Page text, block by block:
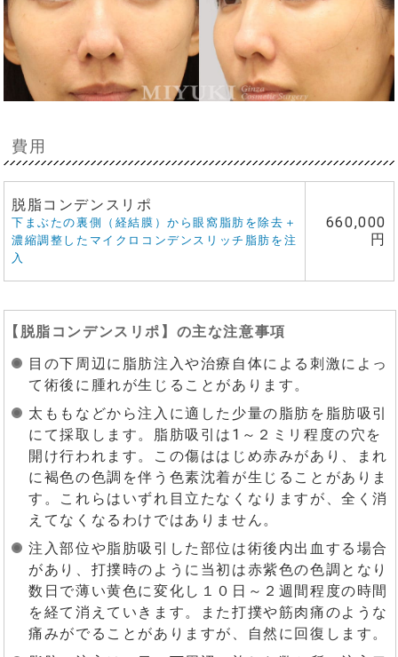
費用
脱脂コンデンスリポ
下まぶたの裏側（経結膜）から眼窩脂肪を除去＋
濃縮調整したマイクロコンデンスリッチ脂肪を注
入
660,000
円
【 脱脂コンデンスリポ 】の主な注意事項
目の下周辺に脂肪注入や治療自体による刺激によっ
て術後に腫れが生じることがあります。
太ももなどから注入に適した少量の脂肪を脂肪吸引
にて採取します。脂肪吸引は1～２ミリ程度の穴を
開け行われます。この傷ははじめ赤みがあり、まれ
に褐色の色調を伴う色素沈着が生じることがありま
す。これらはいずれ目立たなくなりますが、全く消
えてなくなるわけではありません。
注入部位や脂肪吸引した部位は術後内出血する場合
があり、打撲時のように当初は赤紫色の色調となり
数日で薄い黄色に変化し１０日～２週間程度の時間
を経て消えていきます。また打撲や筋肉痛のような
痛みがでることがありますが、自然に回復します。